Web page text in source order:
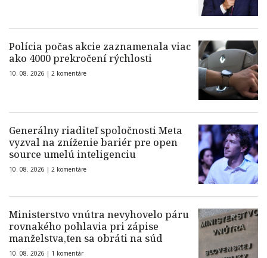
Polícia počas akcie zaznamenala viac
ako 4000 prekročení rýchlosti
10. 08. 2026 | 2 komentáre
Generálny riaditeľ spoločnosti Meta
vyzval na zníženie bariér pre open
source umelú inteligenciu
10. 08. 2026 | 2 komentáre
Ministerstvo vnútra nevyhovelo páru
rovnakého pohlavia pri zápise
manželstva,ten sa obráti na súd
10. 08. 2026 | 1 komentár